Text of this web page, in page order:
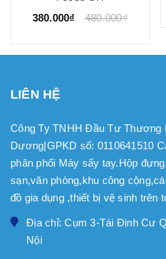
380.000₫
480.000₫
LIÊN HỆ
Công Ty TNHH Đầu Tư Thương
Dương|GPKD số: 0110641510
phân phối Máy sấy tay.Hộp
sạn,văn phòng,khu công
đồ gia dụng ,thiết bị vệ sinh trên
Địa chỉ: Cụm 3-Tái Định Cư
Nội